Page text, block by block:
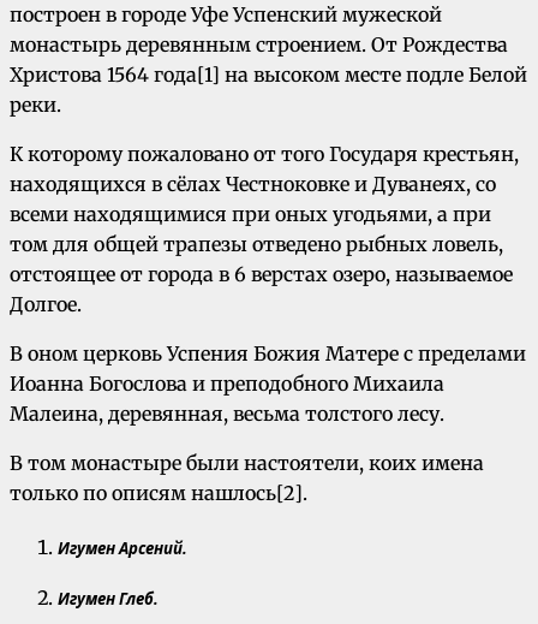
построен в городе Уфе Успенский мужеской
монастырь деревянным строением. От Рождества
Христова 1564 года[1] на высоком месте подле Белой
реки.
К которому пожаловано от того Государя крестьян,
находящихся в сёлах Честноковке и Дуванеях, со
всеми находящимися при оных угодьями, а при
том для общей трапезы отведено рыбных ловель,
отстоящее от города в 6 верстах озеро, называемое
Долгое.
В оном церковь Успения Божия Матере с пределами
Иоанна Богослова и преподобного Михаила
Малеина, деревянная, весьма толстого лесу.
В том монастыре были настоятели, коих имена
только по описям нашлось[2].
Игумен Арсений.
Игумен Глеб.